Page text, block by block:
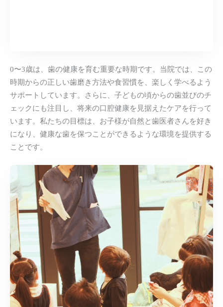
0〜3歳は、歯の健康を育む重要な時期です。当院では、この
時期からの正しい歯磨き方法や食習慣を、楽しく学べるよう
サポートしています。さらに、子どもの頃からの歯並びのチ
ェックにも注目し、将来の口腔健康を見据えたケアを行って
います。私たちの目標は、お子様が自然と歯医者さんを好き
になり、健康な歯を保つことができるような環境を提供する
ことです。